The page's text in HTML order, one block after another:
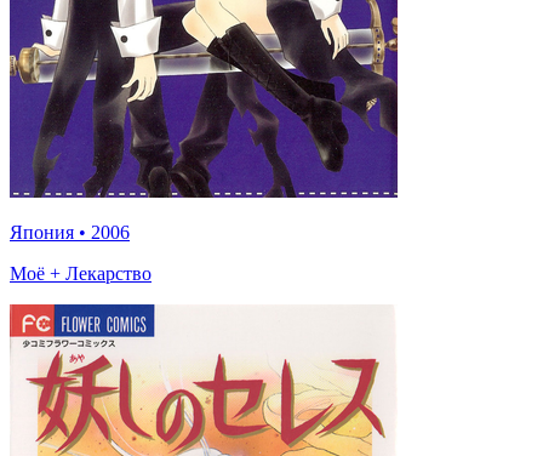
Япония • 2006
Моё + Лекарство